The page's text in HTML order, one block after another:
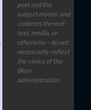
post and the
subject matter and
contents thereof -
text, media, or
otherwise - do not
necessarily reflect
the views of the
8kun
administration.